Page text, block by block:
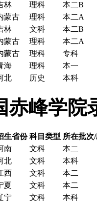
林 理科
本二B
蒙古 理科
本二A
林 文科
本二B
蒙古 理科
本二A
蒙古 理科
专科
海 理科
本一
北 历史 本科
赤峰学院
生省份 科目类型 所在批次
南 文科
本二
北 文科
本科
西 文科
本二
夏 文科
本二
宁 文科
本科